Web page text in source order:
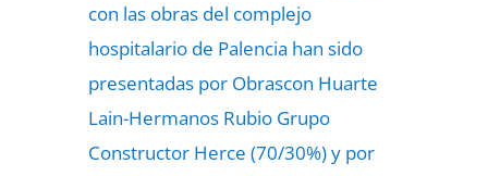
con las obras del complejo
hospitalario de Palencia han sido
presentadas por Obrascon Huarte
Lain-Hermanos Rubio Grupo
Constructor Herce (70/30%) y por